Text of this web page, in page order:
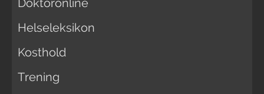
Doktoronline
Helseleksikon
Kosthold
Trening